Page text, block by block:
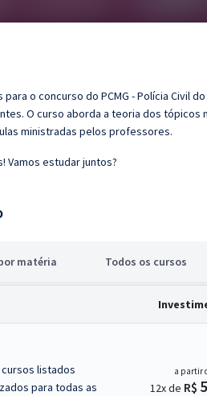
o concurso do PCMG - Polícia Civil
O curso aborda a teoria dos tópicos
ministradas pelos professores.
Vamos estudar juntos?
or matéria Todos os cursos
listados
para todas as
a partir
12x de R$